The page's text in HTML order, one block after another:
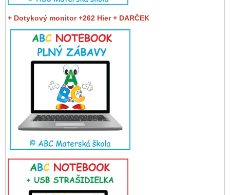
+ Dotykový monitor +262 Hier + DARČEK